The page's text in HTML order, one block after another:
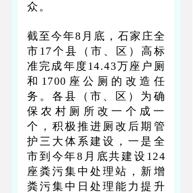
众。
截至今年8月底，石家庄全
市17个县（市、区）高标
准完成年度14.43万座户厕
和1700座公厕的改造任
务。各县（市、区）为确
保农村厕所改一个成一
个，积极推进厕改后期管
护三大体系建设，一是全
市到今年8月底共建设124
座粪污集中处理站，新增
粪污集中日处理能力提升